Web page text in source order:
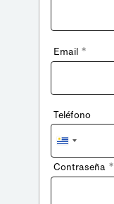
Email *
Teléfono
Uruguay
+598
Contraseña *